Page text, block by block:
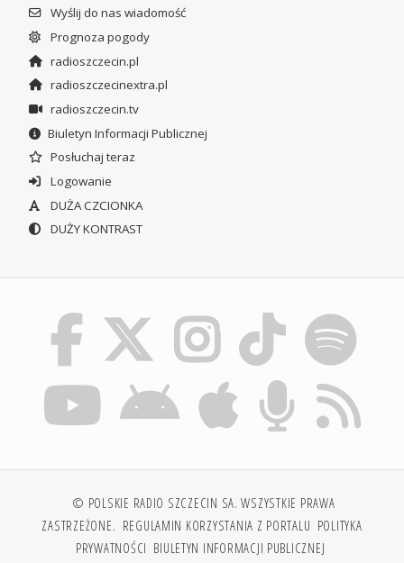
Wyślij do nas wiadomość
Prognoza pogody
radioszczecin.pl
radioszczecinextra.pl
radioszczecin.tv
Biuletyn Informacji Publicznej
Posłuchaj teraz
Logowanie
DUŻA CZCIONKA
DUŻY KONTRAST
© POLSKIE RADIO SZCZECIN SA. WSZYSTKIE PRAWA
ZASTRZEŻONE. REGULAMIN KORZYSTANIA Z PORTALU POLITYKA
PRYWATNOŚCI BIULETYN INFORMACJI PUBLICZNEJ